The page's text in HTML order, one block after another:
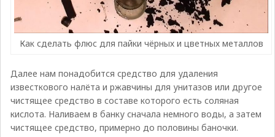
Как сделать флюс для пайки чёрных и цветных металлов
Далее нам понадобится средство для удаления
известкового налёта и ржавчины для унитазов или другое
чистящее средство в составе которого есть соляная
кислота. Наливаем в банку сначала немного воды, а затем
чистящее средство, примерно до половины баночки.